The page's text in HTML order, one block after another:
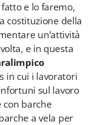
e lo faremo,
costituzione della
un’attività
e in questa
in cui i lavoratori
sul lavoro
barche
a vela per